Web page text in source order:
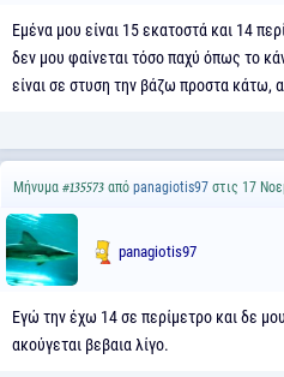
Εμένα μου είναι 15 εκατοστά και 14
δεν μου φαίνεται τόσο παχύ όπως το
είναι σε στυση την βάζω προστα κάτω,
Μήνυμα #135573 από panagiotis97 στις 17
panagiotis97
Εγώ την έχω 14 σε περίμετρο και δε
ακούγεται βεβαια λίγο.